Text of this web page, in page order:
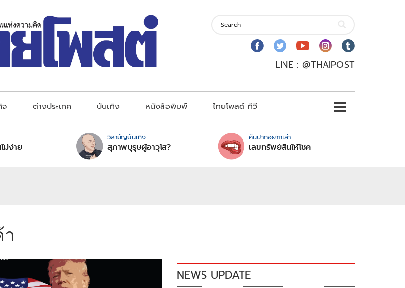
LINE : @THAIPOST
จ ต่างประเทศ บันเทิง หนังสือพิมพ์ ไทยโพสต์ ทีวี
ม่ง่าย
วิสามัญบันเทิง
สุภาพบุรุษผู้อาวุโส?
คันปากอยากเล่า
เลขทรัพย์สินให้โชค
NEWS UPDATE